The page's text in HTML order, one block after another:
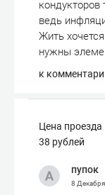
ведь
Жить
нужны
к
Цена проезда
38 рублей
пупок
8